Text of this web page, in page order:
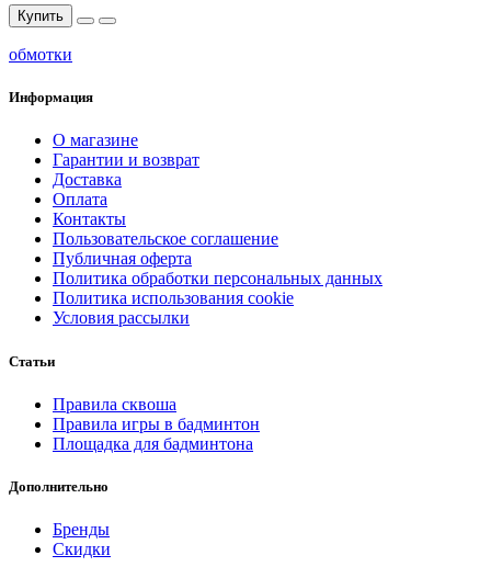
Купить
обмотки
Информация
О магазине
Гарантии и возврат
Доставка
Оплата
Контакты
Пользовательское соглашение
Публичная оферта
Политика обработки персональных данных
Политика использования cookie
Условия рассылки
Статьи
Правила сквоша
Правила игры в бадминтон
Площадка для бадминтона
Дополнительно
Бренды
Скидки